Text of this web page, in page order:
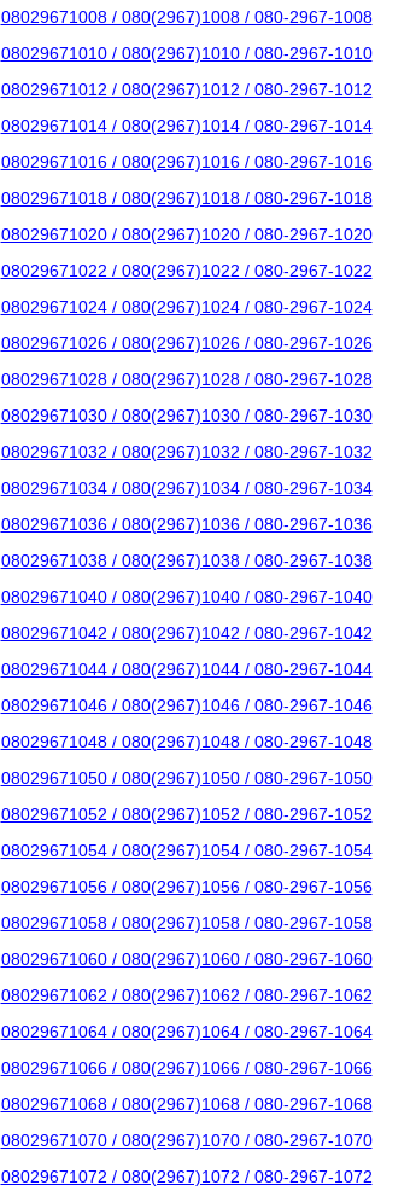
08029671008 / 080(2967)1008 / 080-2967-1008
08029671010 / 080(2967)1010 / 080-2967-1010
08029671012 / 080(2967)1012 / 080-2967-1012
08029671014 / 080(2967)1014 / 080-2967-1014
08029671016 / 080(2967)1016 / 080-2967-1016
08029671018 / 080(2967)1018 / 080-2967-1018
08029671020 / 080(2967)1020 / 080-2967-1020
08029671022 / 080(2967)1022 / 080-2967-1022
08029671024 / 080(2967)1024 / 080-2967-1024
08029671026 / 080(2967)1026 / 080-2967-1026
08029671028 / 080(2967)1028 / 080-2967-1028
08029671030 / 080(2967)1030 / 080-2967-1030
08029671032 / 080(2967)1032 / 080-2967-1032
08029671034 / 080(2967)1034 / 080-2967-1034
08029671036 / 080(2967)1036 / 080-2967-1036
08029671038 / 080(2967)1038 / 080-2967-1038
08029671040 / 080(2967)1040 / 080-2967-1040
08029671042 / 080(2967)1042 / 080-2967-1042
08029671044 / 080(2967)1044 / 080-2967-1044
08029671046 / 080(2967)1046 / 080-2967-1046
08029671048 / 080(2967)1048 / 080-2967-1048
08029671050 / 080(2967)1050 / 080-2967-1050
08029671052 / 080(2967)1052 / 080-2967-1052
08029671054 / 080(2967)1054 / 080-2967-1054
08029671056 / 080(2967)1056 / 080-2967-1056
08029671058 / 080(2967)1058 / 080-2967-1058
08029671060 / 080(2967)1060 / 080-2967-1060
08029671062 / 080(2967)1062 / 080-2967-1062
08029671064 / 080(2967)1064 / 080-2967-1064
08029671066 / 080(2967)1066 / 080-2967-1066
08029671068 / 080(2967)1068 / 080-2967-1068
08029671070 / 080(2967)1070 / 080-2967-1070
08029671072 / 080(2967)1072 / 080-2967-1072